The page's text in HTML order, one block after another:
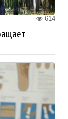
614